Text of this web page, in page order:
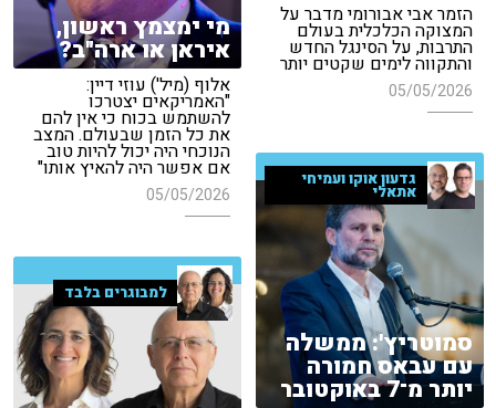
הזמר אבי אבורומי מדבר על
המצוקה הכלכלית בעולם
התרבות, על הסינגל החדש
והתקווה לימים שקטים יותר
05/05/2026
מי ימצמץ ראשון,
איראן או ארה"ב?
אלוף (מיל') עוזי דיין:
"האמריקאים יצטרכו
להשתמש בכוח כי אין להם
את כל הזמן שבעולם. המצב
הנוכחי היה יכול להיות טוב
אם אפשר היה להאיץ אותו"
05/05/2026
גדעון אוקו ועמיחי
אתאלי
סמוטריץ': ממשלה
עם עבאס חמורה
יותר מ־7 באוקטובר
למבוגרים בלבד